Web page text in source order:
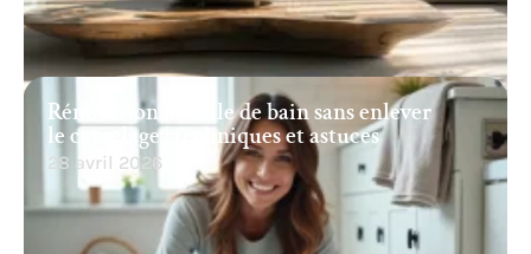
Rénovation de salle de bain sans enlever
le carrelage : techniques et astuces
28 avril 2026